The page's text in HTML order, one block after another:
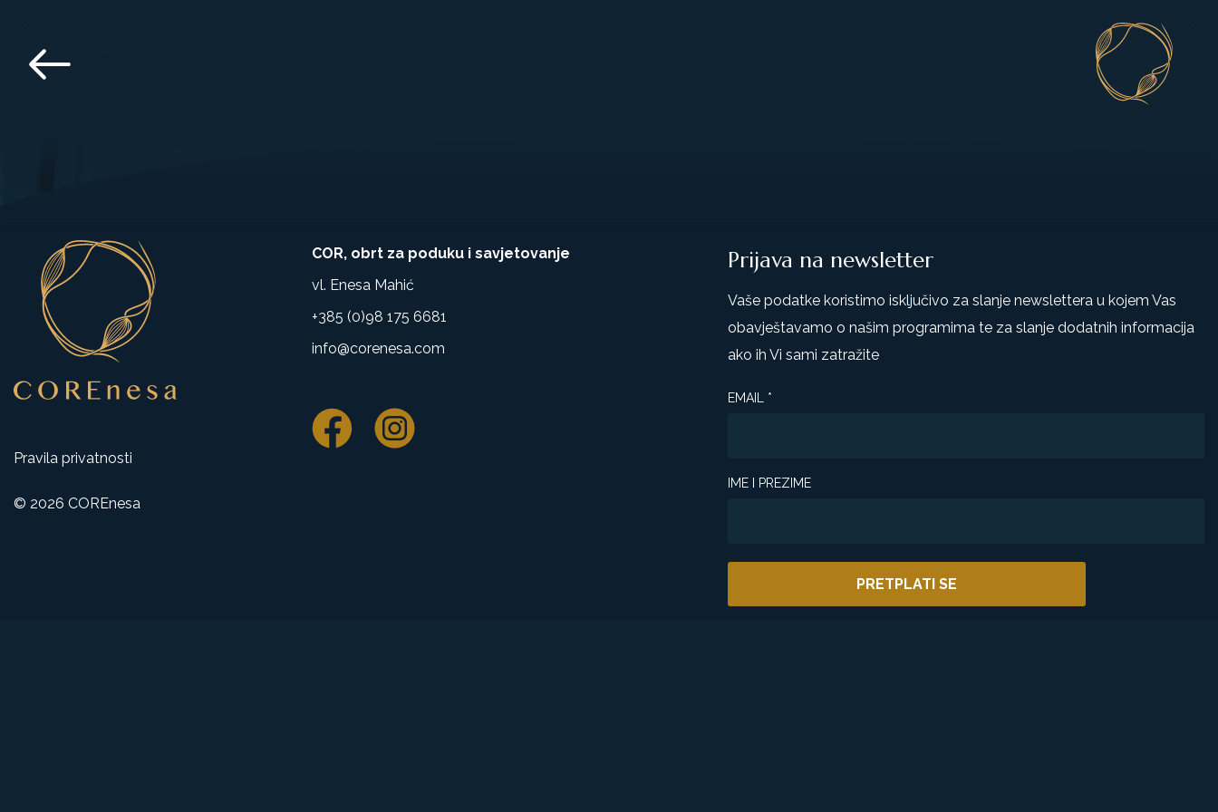
Pravila privatnosti
© 2026 COREnesa
COR, obrt za poduku i savjetovanje
vl. Enesa Mahić
+385 (0)98 175 6681
info@corenesa.com
Prijava na newsletter
Vaše podatke koristimo isključivo za slanje newslettera u kojem Vas
obavještavamo o našim programima te za slanje dodatnih informacija
ako ih Vi sami zatražite
EMAIL *
IME I PREZIME